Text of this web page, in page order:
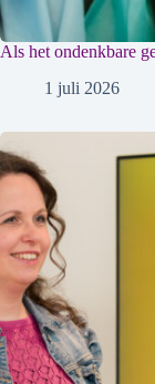
Als het ondenkbare
1 juli 2026